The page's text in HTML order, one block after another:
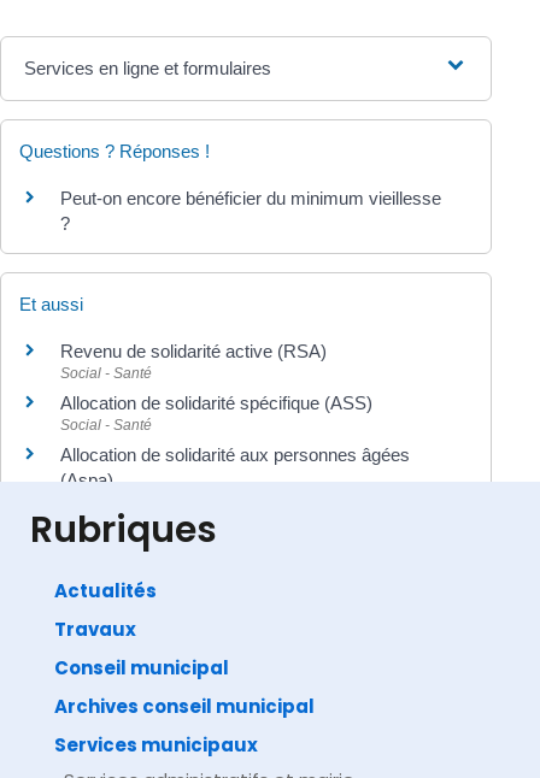
Services en ligne et formulaires
Questions ? Réponses !
Peut-on encore bénéficier du minimum vieillesse
?
Et aussi
Revenu de solidarité active (RSA)
Social - Santé
Allocation de solidarité spécifique (ASS)
Social - Santé
Allocation de solidarité aux personnes âgées
(Aspa)
Direction de l'information légale et administrative
Rubriques
Actualités
Travaux
Conseil municipal
Archives conseil municipal
Services municipaux